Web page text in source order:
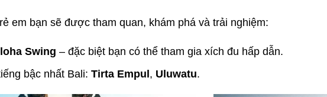
em bạn sẽ được tham quan, khám phá và trải nghiệm:
Swing – đặc biệt bạn có thể tham gia xích đu hấp dẫn.
bậc nhất Bali: Tirta Empul, Uluwatu.